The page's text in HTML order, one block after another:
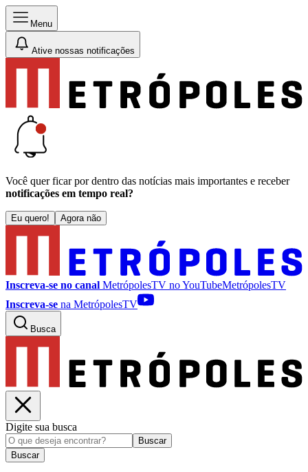
Menu
Ative nossas notificações
Você quer ficar por dentro das notícias mais importantes e receber
notificações em tempo real?
Eu quero! Agora não
Inscreva-se no canal MetrópolesTV noYouTubeMetrópolesTV
Inscreva-se na MetrópolesTV
Busca
Digite sua busca
Buscar
Buscar